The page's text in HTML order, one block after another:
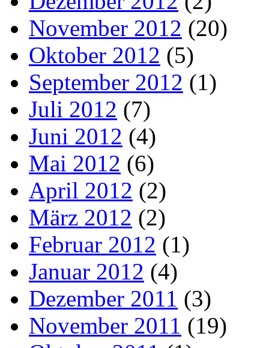
November 2012 (20)
Oktober 2012 (5)
September 2012 (1)
Juli 2012 (7)
Juni 2012 (4)
Mai 2012 (6)
April 2012 (2)
März 2012 (2)
Februar 2012 (1)
Januar 2012 (4)
Dezember 2011 (3)
November 2011 (19)